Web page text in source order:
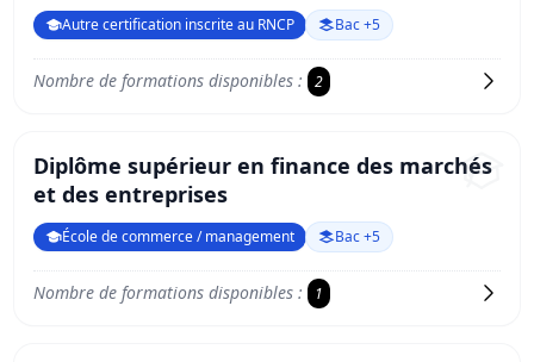
Autre certification inscrite au RNCP Bac +5
Nombre de formations disponibles : 2
Diplôme supérieur en finance des marchés
et des entreprises
École de commerce / management Bac +5
Nombre de formations disponibles : 1